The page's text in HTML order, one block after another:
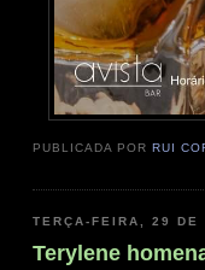
PUBLICADA PORRUI
TERÇA-FEIRA, 29 DE
Terylene